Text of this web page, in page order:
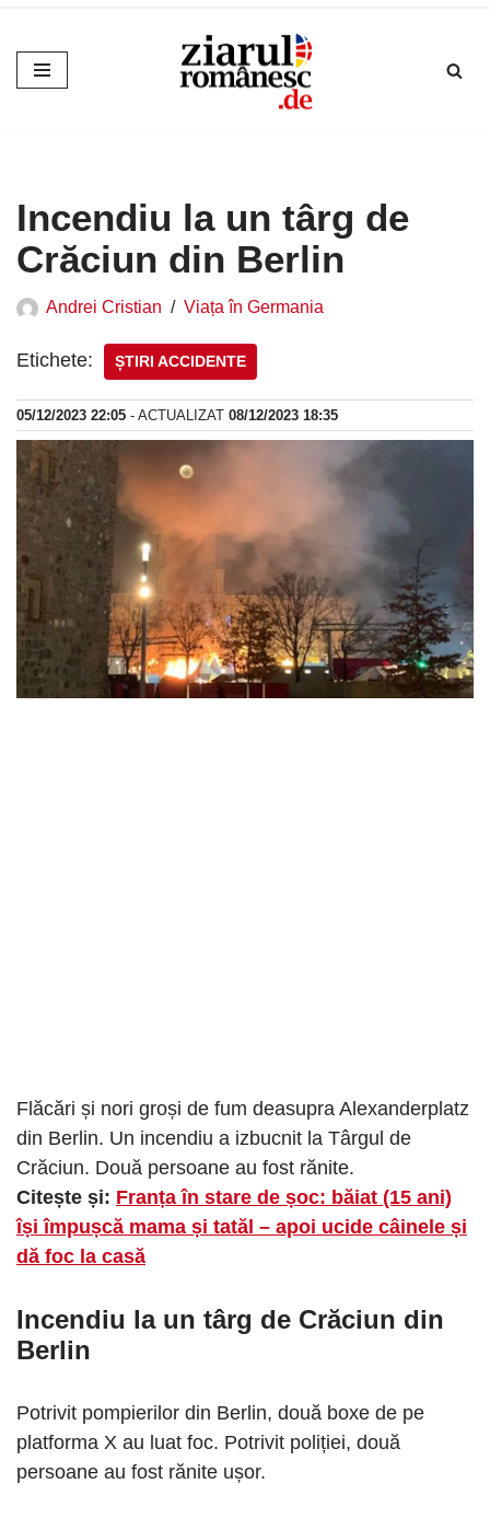
Sari
la
Incendiu la un târg de
Crăciun din Berlin
Andrei Cristian Viața în Germania
Etichete: ȘTIRI ACCIDENTE
05/12/2023 22:05 - ACTUALIZAT 08/12/2023 18:35
Flăcări și nori groși de fum deasupra Alexanderplatz
din Berlin. Un incendiu a izbucnit la Târgul de
Crăciun. Două persoane au fost rănite.
Citește și: Franța în stare de șoc: băiat (15 ani)
își împușcă mama și tatăl – apoi ucide câinele și
dă foc la casă
Incendiu la un târg de Crăciun din
Berlin
Potrivit pompierilor din Berlin, două boxe de pe
platforma X au luat foc. Potrivit poliției, două
persoane au fost rănite ușor.